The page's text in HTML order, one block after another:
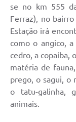
se no km 555
Ferraz), no
Estação irá
como o angico,
cedro, a copaíba,
matéria de
prego, o sagui, o
o tatu-galinha,
animais.